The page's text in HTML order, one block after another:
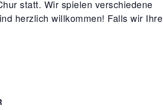
statt. Wir spielen verschiedene
herzlich willkommen! Falls wir Ihre